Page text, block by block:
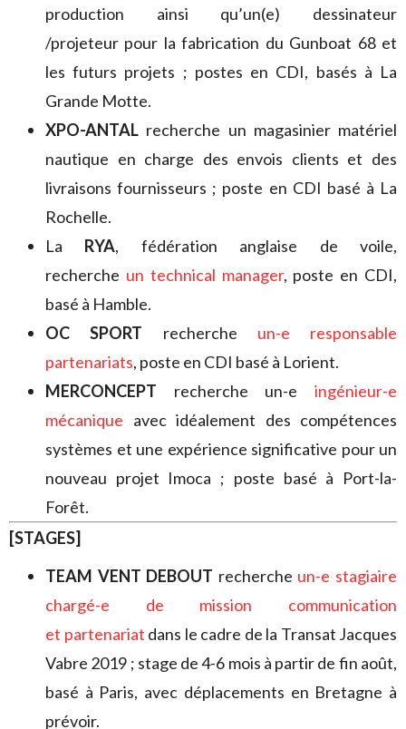
production ainsi qu’un(e) dessinateur
/projeteur pour la fabrication du Gunboat 68 et
les futurs projets ; postes en CDI, basés à La
Grande Motte.
XPO-ANTAL recherche un magasinier matériel
nautique en charge des envois clients et des
livraisons fournisseurs ; poste en CDI basé à La
Rochelle.
La RYA, fédération anglaise de voile,
recherche un technical manager, poste en CDI,
basé à Hamble.
OC SPORT recherche un-e responsable
partenariats, poste en CDI basé à Lorient.
MERCONCEPT recherche un-e ingénieur-e
mécanique avec idéalement des compétences
systèmes et une expérience significative pour un
nouveau projet Imoca ; poste basé à Port-la-
Forêt.
[STAGES]
TEAM VENT DEBOUT recherche un-e stagiaire
chargé-e de mission communication
et partenariat dans le cadre de la Transat Jacques
Vabre 2019 ; stage de 4-6 mois à partir de fin août,
basé à Paris, avec déplacements en Bretagne à
prévoir.